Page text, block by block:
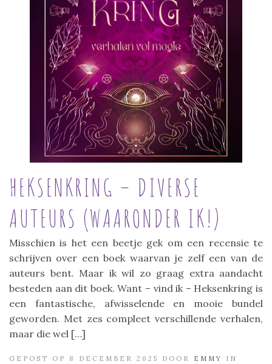
HEKSENKRING – DIVERSE
AUTEURS (WAARONDER IK!)
Misschien is het een beetje gek om een recensie te
schrijven over een boek waarvan je zelf een van de
auteurs bent. Maar ik wil zo graag extra aandacht
besteden aan dit boek. Want – vind ik – Heksenkring is
een fantastische, afwisselende en mooie bundel
geworden. Met zes compleet verschillende verhalen,
maar die wel […]
GEPOST OP 8 DECEMBER 2025 DOOR EMMY
IN